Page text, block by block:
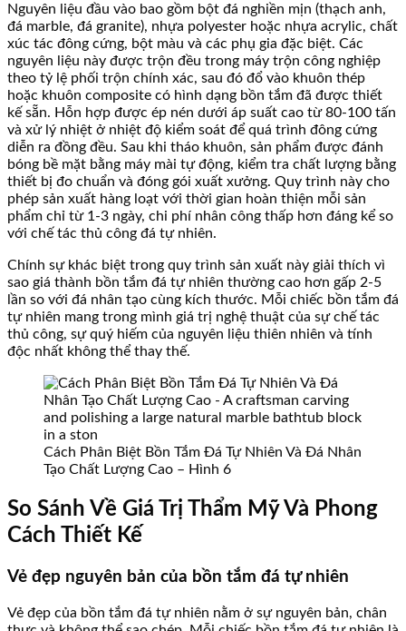
Nguyên liệu đầu vào bao gồm bột đá nghiền mịn (thạch anh,
đá marble, đá granite), nhựa polyester hoặc nhựa acrylic, chất
xúc tác đông cứng, bột màu và các phụ gia đặc biệt. Các
nguyên liệu này được trộn đều trong máy trộn công nghiệp
theo tỷ lệ phối trộn chính xác, sau đó đổ vào khuôn thép
hoặc khuôn composite có hình dạng bồn tắm đã được thiết
kế sẵn. Hỗn hợp được ép nén dưới áp suất cao từ 80-100 tấn
và xử lý nhiệt ở nhiệt độ kiểm soát để quá trình đông cứng
diễn ra đồng đều. Sau khi tháo khuôn, sản phẩm được đánh
bóng bề mặt bằng máy mài tự động, kiểm tra chất lượng bằng
thiết bị đo chuẩn và đóng gói xuất xưởng. Quy trình này cho
phép sản xuất hàng loạt với thời gian hoàn thiện mỗi sản
phẩm chỉ từ 1-3 ngày, chi phí nhân công thấp hơn đáng kể so
với chế tác thủ công đá tự nhiên.
Chính sự khác biệt trong quy trình sản xuất này giải thích vì
sao giá thành bồn tắm đá tự nhiên thường cao hơn gấp 2-5
lần so với đá nhân tạo cùng kích thước. Mỗi chiếc bồn tắm đá
tự nhiên mang trong mình giá trị nghệ thuật của sự chế tác
thủ công, sự quý hiếm của nguyên liệu thiên nhiên và tính
độc nhất không thể thay thế.
Cách Phân Biệt Bồn Tắm Đá Tự Nhiên Và Đá Nhân
Tạo Chất Lượng Cao – Hình 6
So Sánh Về Giá Trị Thẩm Mỹ Và Phong
Cách Thiết Kế
Vẻ đẹp nguyên bản của bồn tắm đá tự nhiên
Vẻ đẹp của bồn tắm đá tự nhiên nằm ở sự nguyên bản, chân